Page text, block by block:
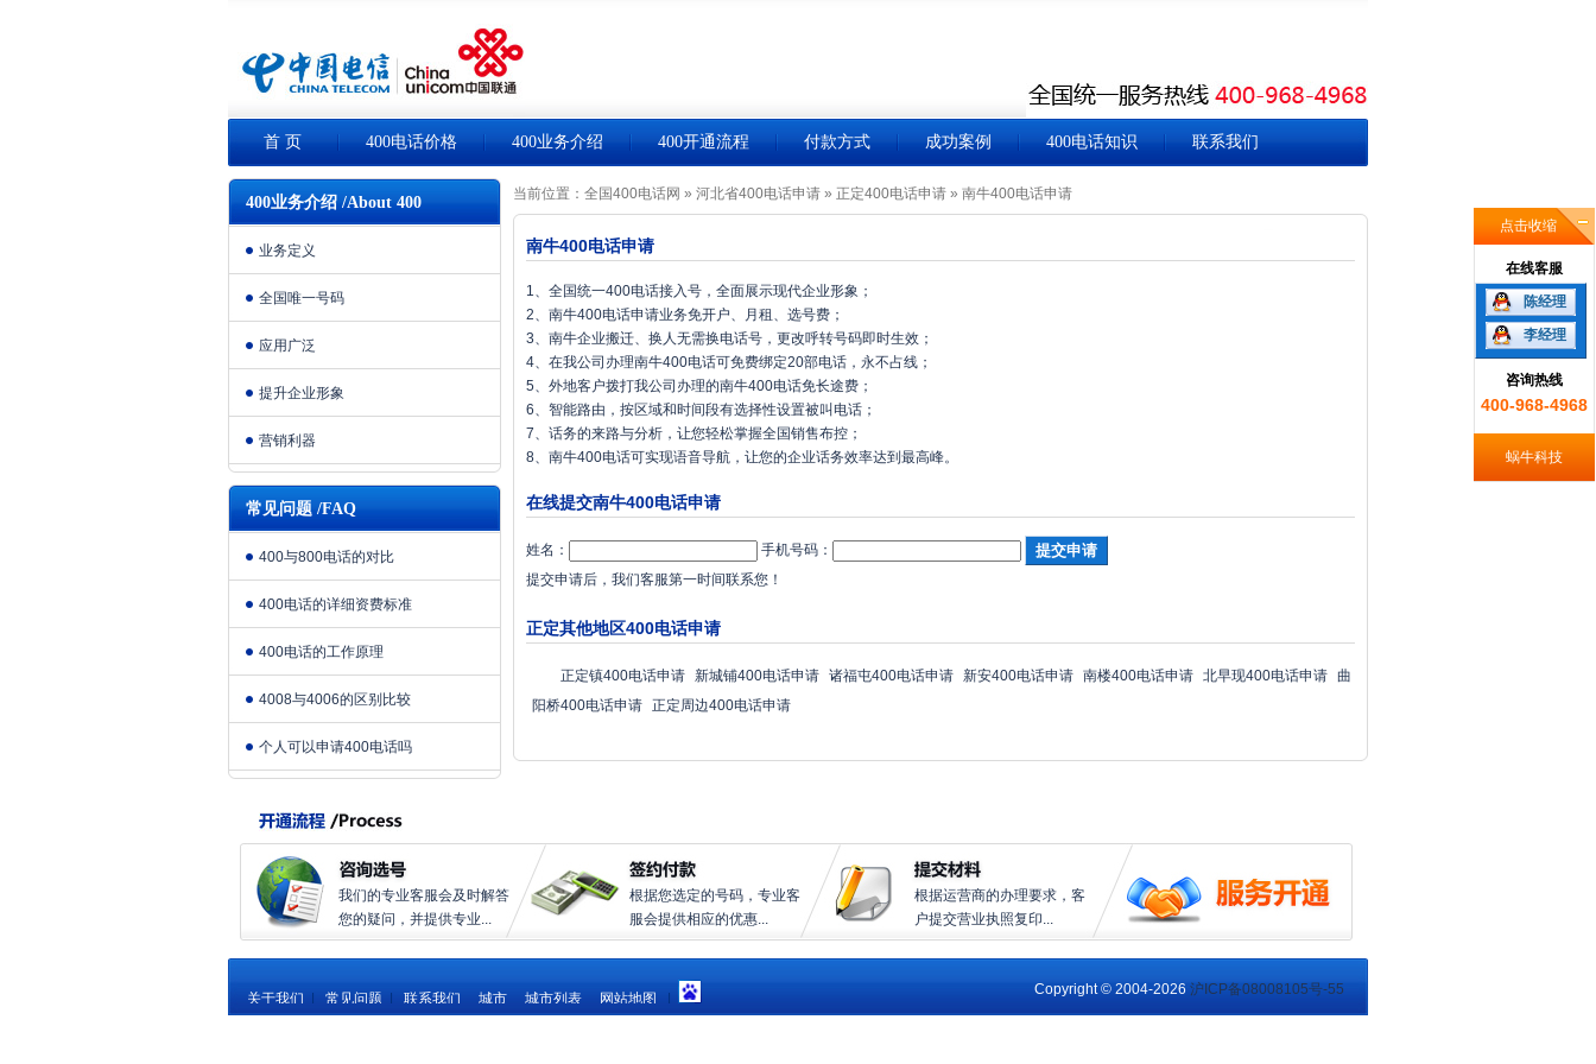
首 页 400电话价格 400业务介绍 400开通流程 付款方式 成功案例 400电话知识 联系我们
400业务介绍 /About 400
业务定义
全国唯一号码
应用广泛
提升企业形象
营销利器
常见问题 /FAQ
400与800电话的对比
400电话的详细资费标准
400电话的工作原理
4008与4006的区别比较
个人可以申请400电话吗
当前位置： 全国400电话网 » 河北省400电话申请 » 正定400电话申请 » 南牛400电话申请
南牛400电话申请
1、全国统一400电话接入号，全面展示现代企业形象；
2、南牛400电话申请业务免开户、月租、选号费；
3、南牛企业搬迁、换人无需换电话号，更改呼转号码即时生效；
4、在我公司办理南牛400电话可免费绑定20部电话，永不占线；
5、外地客户拨打我公司办理的南牛400电话免长途费；
6、智能路由，按区域和时间段有选择性设置被叫电话；
7、话务的来路与分析，让您轻松掌握全国销售布控；
8、南牛400电话可实现语音导航，让您的企业话务效率达到最高峰。
在线提交南牛400电话申请
姓名：
手机号码：
提交申请后，我们客服第一时间联系您！
正定其他地区400电话申请
正定镇400电话申请 新城铺400电话申请 诸福屯400电话申请 新安400电话申请 南楼400电话申请 北早现400电话申请 曲
阳桥400电话申请 正定周边400电话申请
我们的专业客服会及时解答
您的疑问，并提供专业...
根据您选定的号码，专业客
服会提供相应的优惠...
根据运营商的办理要求，客
户提交营业执照复印...
关于我们 常见问题 联系我们 城市 城市列表 网站地图
点击收缩
在线客服
陈经理
李经理
咨询热线
400-968-4968
蜗牛科技
Copyright © 2004-2026 沪ICP备08008105号-55